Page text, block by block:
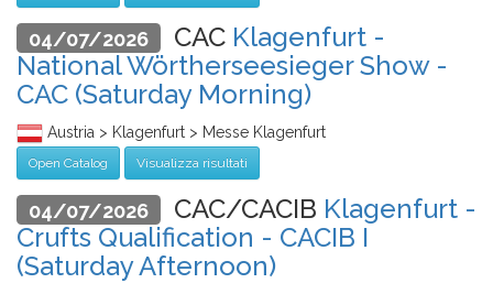
04/07/2026 CAC Klagenfurt -
National Wörtherseesieger Show -
CAC (Saturday Morning)
Austria > Klagenfurt > Messe Klagenfurt
Open Catalog Visualizza risultati
04/07/2026 CAC/CACIB Klagenfurt -
Crufts Qualification - CACIB I
(Saturday Afternoon)